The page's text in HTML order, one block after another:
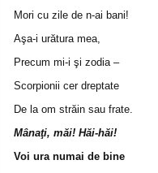
Mori cu zile de n-ai bani!
Aşa-i urătura mea,
Precum mi-i şi zodia –
Scorpionii cer dreptate
De la om străin sau frate.
Mânaţi, măi! Hăi-hăi!
Voi ura numai de bine